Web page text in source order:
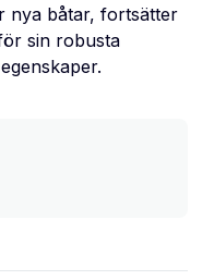
nya båtar, fortsätter
sin robusta